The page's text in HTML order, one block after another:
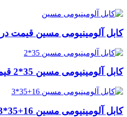
کابل آلومینیومی مسین قیمت
کابل آلومینیومی مسین 35*2 قیمت عمده
کابل آلومینیومی مسین 16+35*3 قیمت عمده